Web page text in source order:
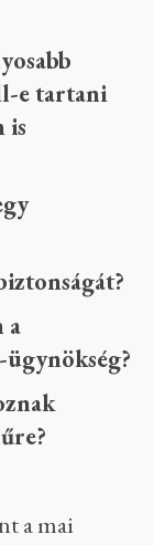
e tartani
is
a
a mai